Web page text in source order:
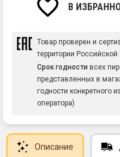
В
Товар проверен и
территории
Срок годности всех
представленных в
годности конкретного
оператора)
Описание